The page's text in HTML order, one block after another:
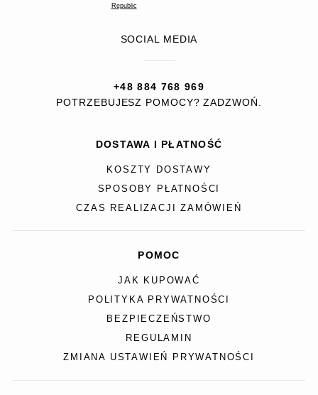
SOCIAL MEDIA
+48 884 768 969
POTRZEBUJESZ POMOCY? ZADZWOŃ.
DOSTAWA I PŁATNOŚĆ
KOSZTY DOSTAWY
SPOSOBY PŁATNOŚCI
CZAS REALIZACJI ZAMÓWIEŃ
POMOC
JAK KUPOWAĆ
POLITYKA PRYWATNOŚCI
BEZPIECZEŃSTWO
REGULAMIN
ZMIANA USTAWIEŃ PRYWATNOŚCI